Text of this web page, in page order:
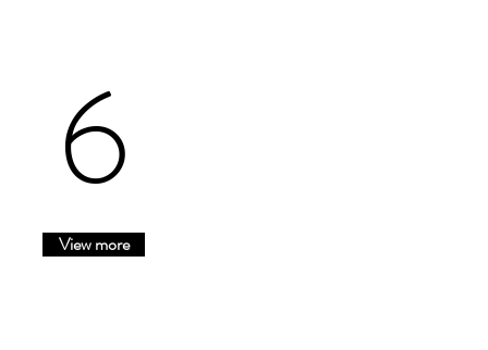
6
View more